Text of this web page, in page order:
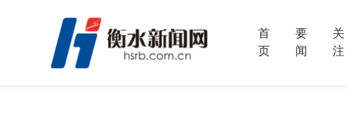
首
页
要
闻
关
注